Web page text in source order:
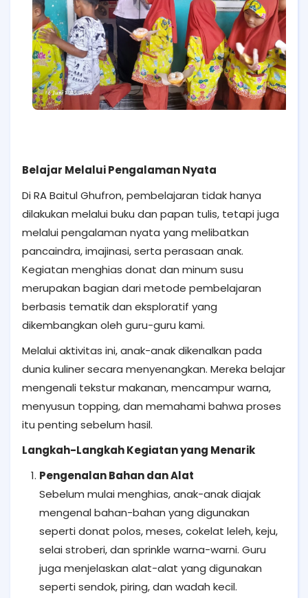
Belajar Melalui Pengalaman Nyata
Di RA Baitul Ghufron, pembelajaran tidak hanya
dilakukan melalui buku dan papan tulis, tetapi juga
melalui pengalaman nyata yang melibatkan
pancaindra, imajinasi, serta perasaan anak.
Kegiatan menghias donat dan minum susu
merupakan bagian dari metode pembelajaran
berbasis tematik dan eksploratif yang
dikembangkan oleh guru-guru kami.
Melalui aktivitas ini, anak-anak dikenalkan pada
dunia kuliner secara menyenangkan. Mereka belajar
mengenali tekstur makanan, mencampur warna,
menyusun topping, dan memahami bahwa proses
itu penting sebelum hasil.
Langkah-Langkah Kegiatan yang Menarik
Pengenalan Bahan dan Alat
Sebelum mulai menghias, anak-anak diajak
mengenal bahan-bahan yang digunakan
seperti donat polos, meses, cokelat leleh, keju,
selai stroberi, dan sprinkle warna-warni. Guru
juga menjelaskan alat-alat yang digunakan
seperti sendok, piring, dan wadah kecil.